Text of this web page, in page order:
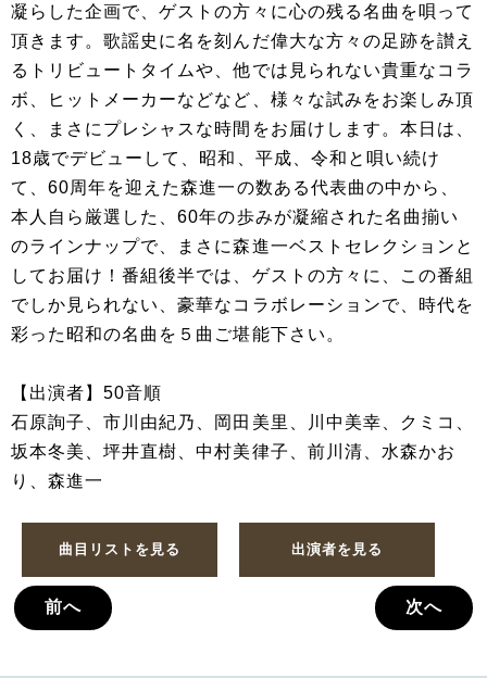
凝らした企画で、ゲストの方々に心の残る名曲を唄って
頂きます。歌謡史に名を刻んだ偉大な方々の足跡を讃え
るトリビュートタイムや、他では見られない貴重なコラ
ボ、ヒットメーカーなどなど、様々な試みをお楽しみ頂
く、まさにプレシャスな時間をお届けします。本日は、
18歳でデビューして、昭和、平成、令和と唄い続け
て、60周年を迎えた森進一の数ある代表曲の中から、
本人自ら厳選した、60年の歩みが凝縮された名曲揃い
のラインナップで、まさに森進一ベストセレクションと
してお届け！番組後半では、ゲストの方々に、この番組
でしか見られない、豪華なコラボレーションで、時代を
彩った昭和の名曲を５曲ご堪能下さい。
【出演者】50音順
石原詢子、市川由紀乃、岡田美里、川中美幸、クミコ、
坂本冬美、坪井直樹、中村美律子、前川清、水森かお
り、森進一
曲目リストを見る 出演者を見る
前へ 次へ